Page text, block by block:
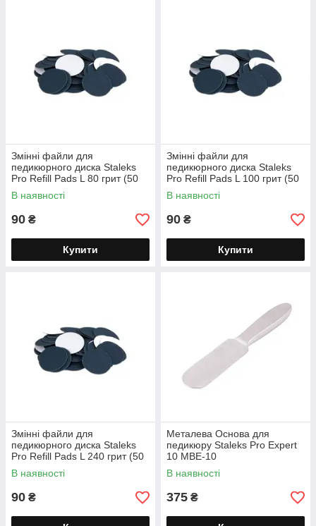
Змінні файли для
педикюрного диска Staleks
Pro Refill Pads L 80 грит (50
шт.) PDF-25-80
В наявності
90 ₴
Купити
Змінні файли для
педикюрного диска Staleks
Pro Refill Pads L 100 грит (50
шт.) PDF-25-100
В наявності
90 ₴
Купити
Змінні файли для
педикюрного диска Staleks
Pro Refill Pads L 240 грит (50
шт.) PDF-25-240
В наявності
90 ₴
Металева Основа для
педикюру Staleks Pro Expert
10 MBE-10
В наявності
375 ₴